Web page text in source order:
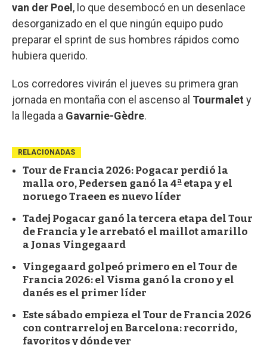
van der Poel , lo que desembocó en un desenlace
desorganizado en el que ningún equipo pudo
preparar el sprint de sus hombres rápidos como
hubiera querido.
Los corredores vivirán el jueves su primera gran
jornada en montaña con el ascenso al Tourmalet y
la llegada a Gavarnie-Gèdre.
RELACIONADAS
Tour de Francia 2026: Pogacar perdió la
malla oro, Pedersen ganó la 4ª etapa y el
noruego Traeen es nuevo líder
Tadej Pogacar ganó la tercera etapa del Tour
de Francia y le arrebató el maillot amarillo
a Jonas Vingegaard
Vingegaard golpeó primero en el Tour de
Francia 2026: el Visma ganó la crono y el
danés es el primer líder
Este sábado empieza el Tour de Francia 2026
con contrarreloj en Barcelona: recorrido,
favoritos y dónde ver